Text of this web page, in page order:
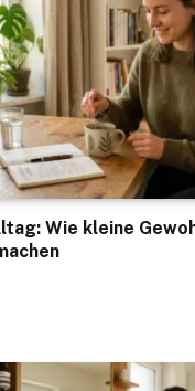
Wie kleine